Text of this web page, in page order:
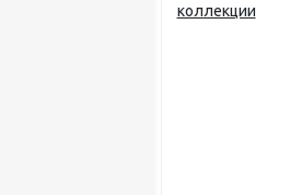
коллекции